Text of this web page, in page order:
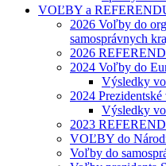
VOĽBY a
2026 Voľby do
samosprávnych
2026
2024 Voľby do
Výsledky
2024
Výsledky
2023
VOĽBY do
Voľby do